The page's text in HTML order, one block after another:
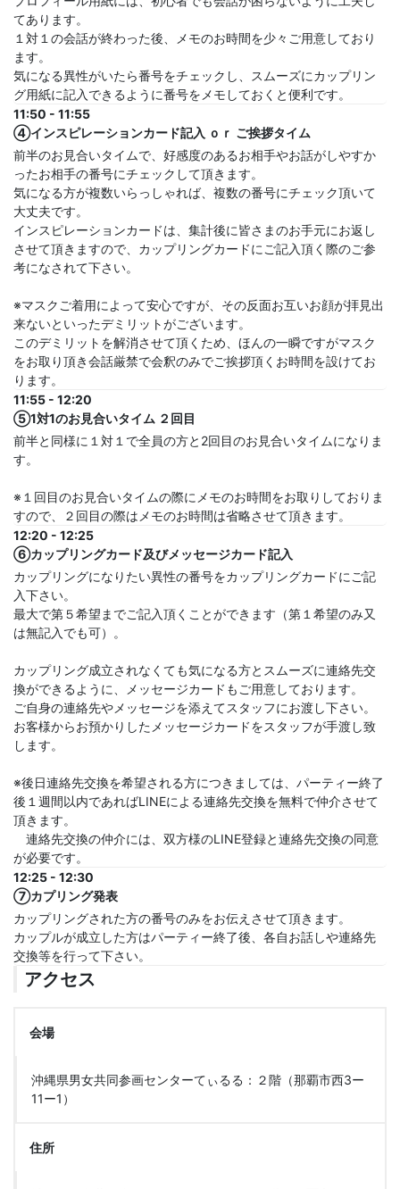
てあります。
１対１の会話が終わった後、メモのお時間を少々ご用意しており
ます。
気になる異性がいたら番号をチェックし、スムーズにカップリン
グ用紙に記入できるように番号をメモしておくと便利です。
11:50 - 11:55
④インスピレーションカード記入 ｏｒ ご挨拶タイム
前半のお見合いタイムで、好感度のあるお相手やお話がしやすか
ったお相手の番号にチェックして頂きます。
気になる方が複数いらっしゃれば、複数の番号にチェック頂いて
大丈夫です。
インスピレーションカードは、集計後に皆さまのお手元にお返し
させて頂きますので、カップリングカードにご記入頂く際のご参
考になされて下さい。
※マスクご着用によって安心ですが、その反面お互いお顔が拝見出
来ないといったデミリットがございます。
このデミリットを解消させて頂くため、ほんの一瞬ですがマスク
をお取り頂き会話厳禁で会釈のみでご挨拶頂くお時間を設けてお
ります。
11:55 - 12:20
⑤1対1のお見合いタイム ２回目
前半と同様に１対１で全員の方と2回目のお見合いタイムになりま
す。
※１回目のお見合いタイムの際にメモのお時間をお取りしておりま
すので、２回目の際はメモのお時間は省略させて頂きます。
12:20 - 12:25
⑥カップリングカード及びメッセージカード記入
カップリングになりたい異性の番号をカップリングカードにご記
入下さい。
最大で第５希望までご記入頂くことができます（第１希望のみ又
は無記入でも可）。
カップリング成立されなくても気になる方とスムーズに連絡先交
換ができるように、メッセージカードもご用意しております。
ご自身の連絡先やメッセージを添えてスタッフにお渡し下さい。
お客様からお預かりしたメッセージカードをスタッフが手渡し致
します。
※後日連絡先交換を希望される方につきましては、パーティー終了
後１週間以内であればLINEによる連絡先交換を無料で仲介させて
頂きます。
連絡先交換の仲介には、双方様のLINE登録と連絡先交換の同意
が必要です。
12:25 - 12:30
⑦カプリング発表
カップリングされた方の番号のみをお伝えさせて頂きます。
カップルが成立した方はパーティー終了後、各自お話しや連絡先
交換等を行って下さい。
アクセス
会場
沖縄県男女共同参画センターてぃるる：２階（那覇市西3ー
11ー1）
住所